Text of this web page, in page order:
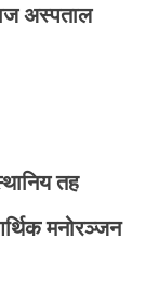
अस्पताल
तह
मनोरञ्जन